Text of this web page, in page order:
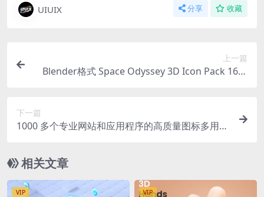
UIUIX 分享 收藏
上一篇
Blender格式 Space Odyssey 3D Icon Pack 16款
下一篇
1000 多个专业网站和应用程序的高质量图标多用途
相关文章
VIP VIP